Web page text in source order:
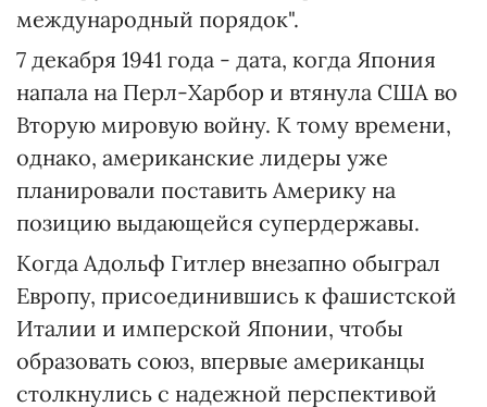
международный порядок".
7 декабря 1941 года - дата, когда Япония
напала на Перл-Харбор и втянула США во
Вторую мировую войну. К тому времени,
однако, американские лидеры уже
планировали поставить Америку на
позицию выдающейся супердержавы.
Когда Адольф Гитлер внезапно обыграл
Европу, присоединившись к фашистской
Италии и имперской Японии, чтобы
образовать союз, впервые американцы
столкнулись с надежной перспективой